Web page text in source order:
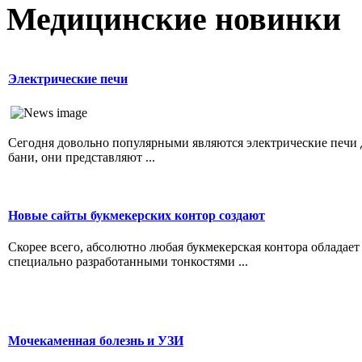
Медицинские новинки
Электрические печи
Сегодня довольно популярными являются электрические печи
бани, они представляют ...
Новые сайты букмекерских контор создают
Скорее всего, абсолютно любая букмекерская контора обладает
специально разработанными тонкостями ...
Мочекаменная болезнь и УЗИ